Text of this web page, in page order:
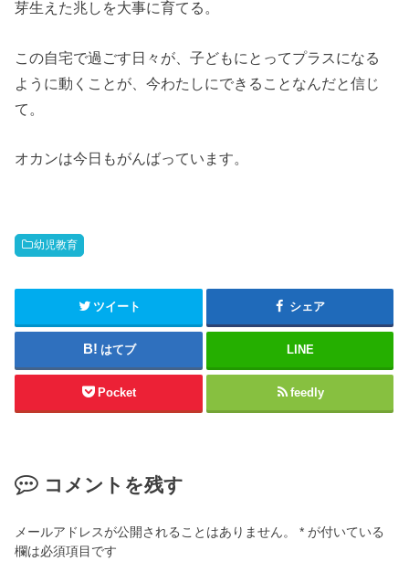
芽生えた兆しを大事に育てる。
この自宅で過ごす日々が、子どもにとってプラスになる
ように動くことが、今わたしにできることなんだと信じ
て。
オカンは今日もがんばっています。
幼児教育
ツイート シェア
はてブ LINE
Pocket feedly
コメントを残す
メールアドレスが公開されることはありません。 * が付いている
欄は必須項目です